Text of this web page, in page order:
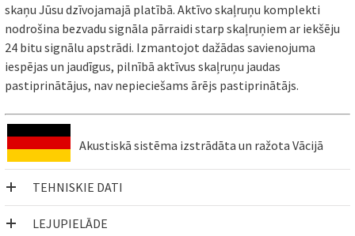
skaņu Jūsu dzīvojamajā platībā. Aktīvo skaļruņu komplekti
nodrošina bezvadu signāla pārraidi starp skaļruņiem ar iekšēju
24 bitu signālu apstrādi. Izmantojot dažādas savienojuma
iespējas un jaudīgus, pilnībā aktīvus skaļruņu jaudas
pastiprinātājus, nav nepieciešams ārējs pastiprinātājs.
Akustiskā sistēma izstrādāta un ražota Vācijā
TEHNISKIE DATI
LEJUPIELĀDE